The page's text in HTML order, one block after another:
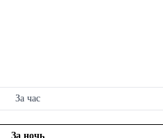
За час
За ночь